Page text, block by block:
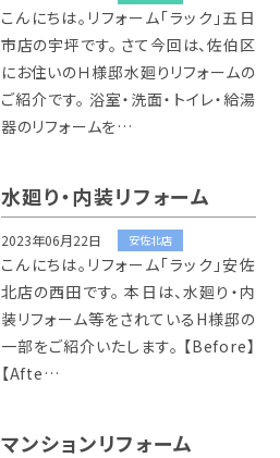
こんにちは。リフォーム「ラック」五日
市店の宇坪です。 さて今回は、佐伯区
にお住いのＨ様邸水廻りリフォームの
ご紹介です。 浴室・洗面・トイレ・給湯
器のリフォームを…
水廻り・内装リフォーム
2023年06月22日 安佐北店
こんにちは。リフォーム「ラック」安佐
北店の西田です。 本日は、水廻り・内
装リフォーム等をされているH様邸の
一部をご紹介いたします。 【Before】
【Afte…
マンションリフォーム